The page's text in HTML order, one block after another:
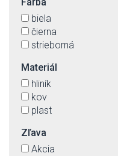
biela
čierna
strieborná
Materiál
hliník
kov
plast
Zľava
Akcia